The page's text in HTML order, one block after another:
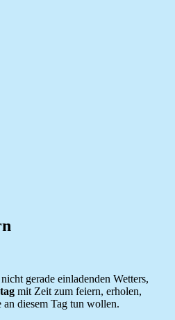
gerade einladenden Wetters,
mit Zeit zum feiern, erholen,
diesem Tag tun wollen.